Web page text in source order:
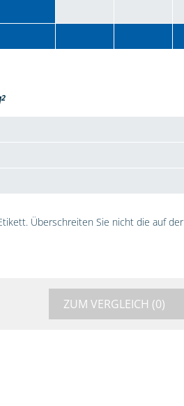
2
Überschreiten Sie nicht die auf der
ZUM VERGLEICH (0)